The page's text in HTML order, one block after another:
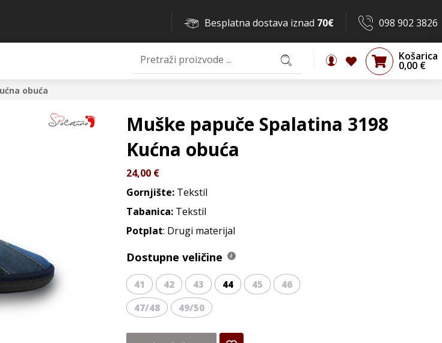
098 902 3826
Besplatna dostava iznad 70€
Košarica
0,00 €
obuća
Muške papuče Spalatina 3198
Kućna obuća
24,00 €
Gornjište:Tekstil
Tabanica:Tekstil
Potplat: Drugi materijal
Dostupne veličine
41 42 43 44 45
46
47/48
49/50